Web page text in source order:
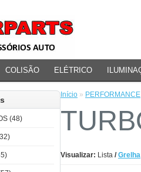
COLISÃO ELÉTRICO
(48)
Início » PERFORMANCE
Visualizar: Lista / Grelha